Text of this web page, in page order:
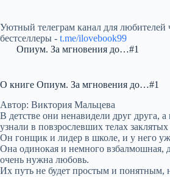
Уютный телеграм канал для любителей
бестселлеры - t.me/ilovebook99
Опиум. За мгновения до…#1
О книге Опиум. За мгновения до…#1
Автор: Виктория Мальцева
В детстве они ненавидели друг друга,
узнали в повзрослевших телах заклятых
Он гонщик и лидер в школе, и у него
Она одинокая и немного взбалмошная,
очень нужна любовь.
Их путь не будет простым и понятным,